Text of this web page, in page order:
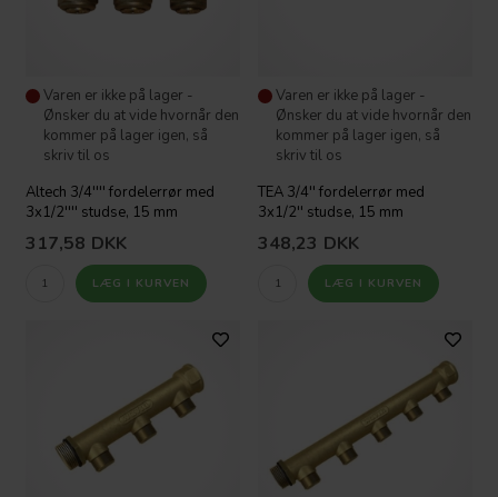
Varen er ikke på lager -
Ønsker du at vide hvornår den
kommer på lager igen, så
skriv til os
Altech 3/4'''' fordelerrør med
3x1/2'''' studse, 15 mm
317,58 DKK
Varen er ikke på lager -
Ønsker du at vide hvornår den
kommer på lager igen, så
skriv til os
TEA 3/4'' fordelerrør med
3x1/2'' studse, 15 mm
348,23 DKK